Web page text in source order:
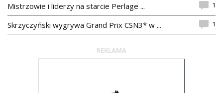
Mistrzowie i liderzy na starcie Perlage ... 1
Skrzyczyński wygrywa Grand Prix CSN3* w ... 1
REKLAMA